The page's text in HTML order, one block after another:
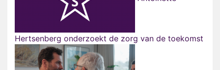
Hertsenberg onderzoekt de zorg van de toekomst